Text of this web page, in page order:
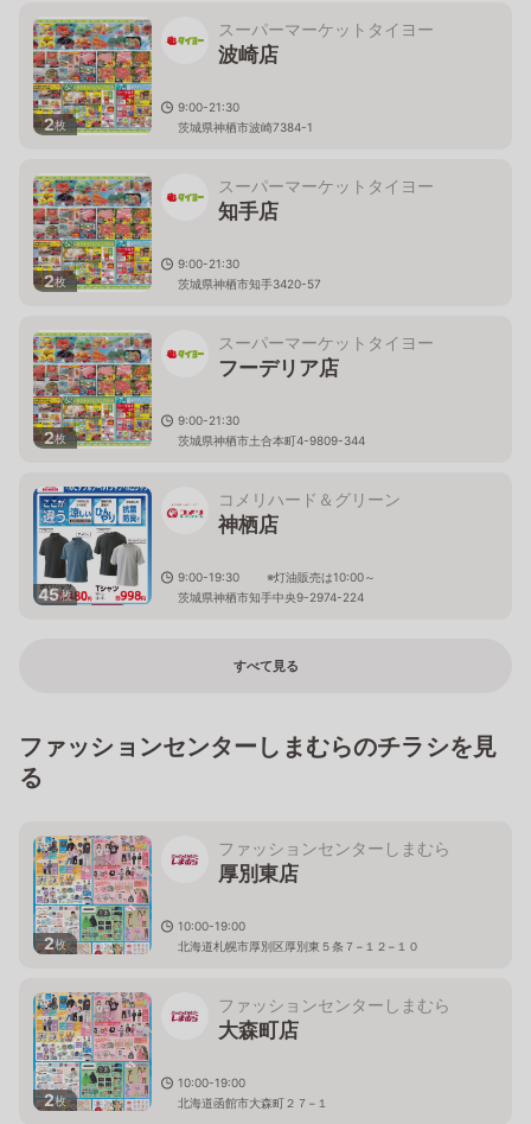
2枚
スーパーマーケットタイヨー
波崎店
9:00-21:30
茨城県神栖市波崎7384-1
2枚
スーパーマーケットタイヨー
知手店
9:00-21:30
茨城県神栖市知手3420-57
2枚
スーパーマーケットタイヨー
フーデリア店
9:00-21:30
茨城県神栖市土合本町4-9809-344
45枚
コメリハード＆グリーン
神栖店
9:00-19:30 ※灯油販売は10:00～
茨城県神栖市知手中央9-2974-224
すべて見る
ファッションセンターしまむらのチラシを見
る
2枚
ファッションセンターしまむら
厚別東店
10:00-19:00
北海道札幌市厚別区厚別東５条７−１２−１０
2枚
ファッションセンターしまむら
大森町店
10:00-19:00
北海道函館市大森町２７−１